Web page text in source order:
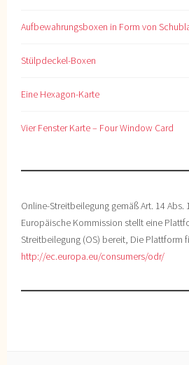
Aufbewahrungsboxen in Form von
Stülpdeckel-Boxen
Eine Hexagon-Karte
Vier Fenster Karte – Four Window Card
Online-Streitbeilegung gemäß Art. 14 Abs.
Europäische Kommission stellt eine
Streitbeilegung (OS) bereit, Die Plattform
http://ec.europa.eu/consumers/odr/